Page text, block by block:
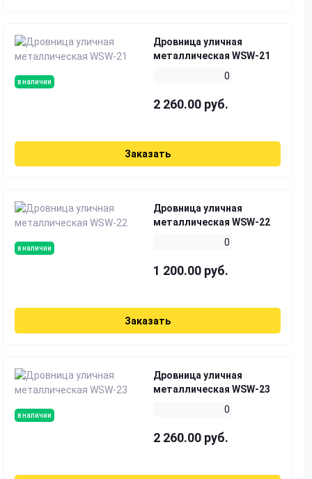
в наличии
Дровница уличная
металлическая WSW-21
0
2 260.00 руб.
Заказать
в наличии
Дровница уличная
металлическая WSW-22
0
1 200.00 руб.
Заказать
в наличии
Дровница уличная
металлическая WSW-23
0
2 260.00 руб.